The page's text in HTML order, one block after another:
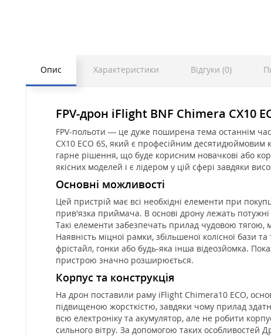
Опис Характеристики Відгуки (0)
FPV-дрон iFlight BNF Chimera CX10
FPV-польоти — це дуже поширена тема останнім
CX10 ECO 6S, який є професійним десятидюймовим
гарне рішення, що буде корисним новачкові або
якісних моделей і є лідером у цій сфері завдяки
Основні можливості
Цей пристрій має всі необхідні елементи при
прив'язка приймача. В основі дрону лежать
Такі елементи забезпечать прилад чудовою
Наявність міцної рамки, збільшеної колісної бази
фрістайл, гонки або будь-яка інша відеозйомка.
пристрою значно розширюється.
Корпус та конструкція
На дрон поставили раму iFlight Chimera10 ECO,
підвищеною жорсткістю, завдяки чому прилад
всю електроніку та акумулятор, але не робити
сильного вітру. За допомогою таких особливостей